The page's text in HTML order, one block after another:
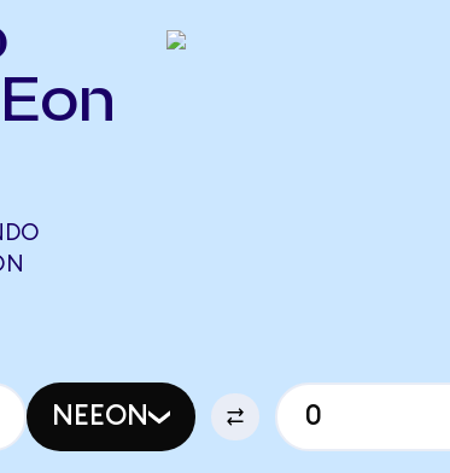
NEEON